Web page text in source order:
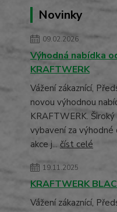
Novinky
09.02.2026
Výhodná nabídka
KRAFTWERK
Vážení zákaznící,
novou výhodnou
KRAFTWERK.
vybavení za
akce j... číst celé
19.11.2025
KRAFTWERK
Vážení zákaznící,